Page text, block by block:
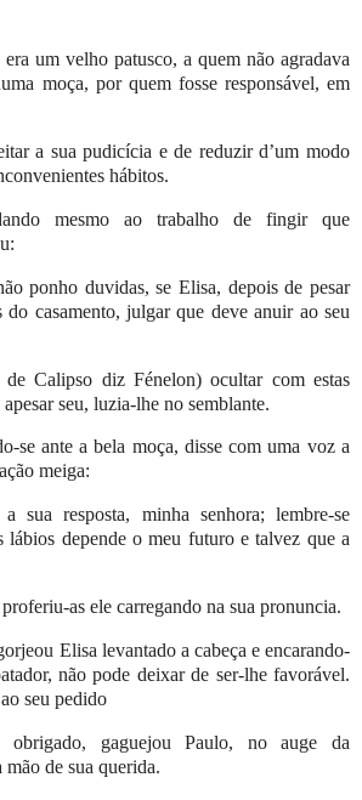
um velho patusco, a quem não agradava
moça, por quem fosse responsável, em
a sua pudicícia e de reduzir d’um modo
hábitos.
mesmo ao trabalho de fingir que
ponho duvidas, se Elisa, depois de pesar
do casamento, julgar que deve anuir ao seu
Calipso diz Fénelon) ocultar com estas
seu, luzia-lhe no semblante.
se ante a bela moça, disse com uma voz a
meiga:
sua resposta, minha senhora; lembre-se
lábios depende o meu futuro e talvez que a
as ele carregando na sua pronuncia.
Elisa levantado a cabeça e encarando-
não pode deixar de ser-lhe favorável.
seu pedido
gaguejou Paulo, no auge da
de sua querida.